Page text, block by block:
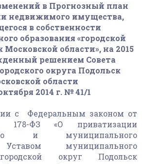
в Прогнозный план
недвижимого имущества,
в собственности
образования «городской
Московской области», на 2015
решением Совета
округа Подольск
области
2014 г. № 41/1
с Федеральным законом от
ФЗ «О приватизации
и муниципального
муниципального
округ Подольск